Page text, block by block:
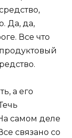
Да, да,
Все что
а его
самом деле
связано со